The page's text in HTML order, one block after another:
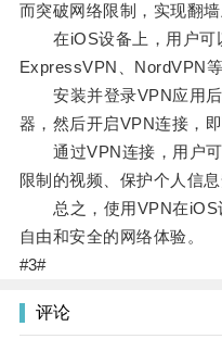
而突破网络限制，实现翻墙
在iOS设备上，用户可
ExpressVPN、NordVPN等
安装并登录VPN应用后
器，然后开启VPN连接，
通过VPN连接，用户可
限制的视频、保护个人信息
总之，使用VPN在iOS
自由和安全的网络体验。
#3#
评论